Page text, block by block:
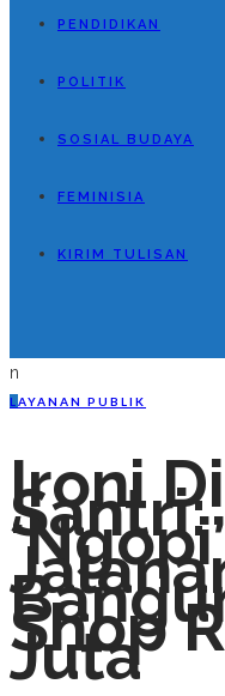
PENDIDIKAN
POLITIK
SOSIAL BUDAYA
FEMINISIA
KIRIM TULISAN
n
L AYANAN PUBLIK
Ironi
Santri:
Shop
Juta